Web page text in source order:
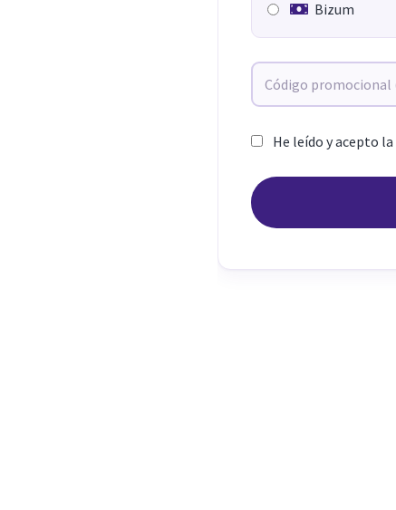
Bizum
He leído y acepto la